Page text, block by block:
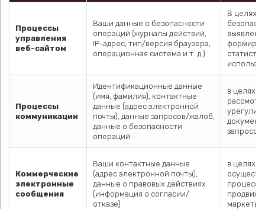
Процессы
управления
веб-сайтом
Ваши данные о безопасности
операций (журналы действий,
IP-адрес, тип/версия браузера,
операционная система и т. д.)
В целях
Процессы
коммуникации
Идентификационные данные
(имя, фамилия), контактные
данные (адрес электронной
почты), данные запросов/жалоб,
данные о безопасности
операций
в целях
запросов
Коммерческие
электронные
сообщения
Ваши контактные данные
(адрес электронной почты),
данные о правовых действиях
(информация о согласии/
отказе)
в целях